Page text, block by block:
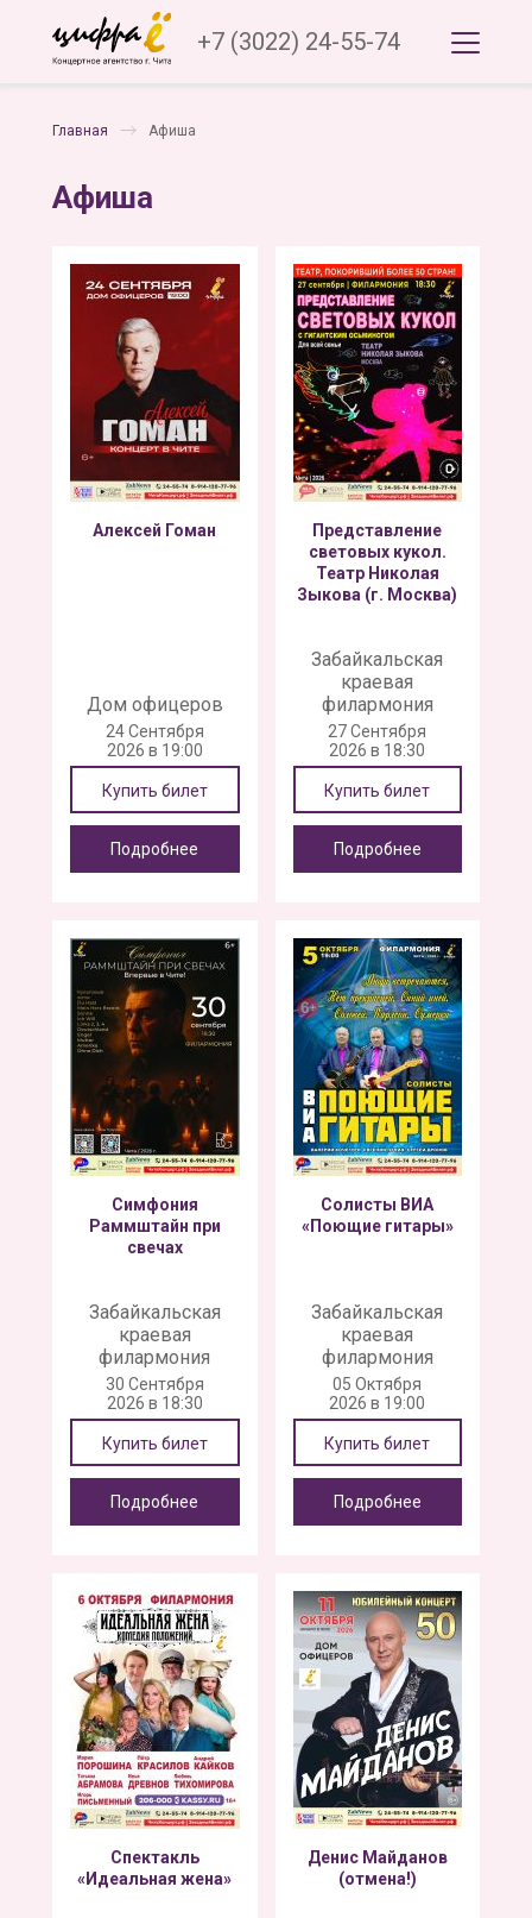
+7 (3022) 24-55-74
Главная Афиша
Афиша
Алексей Гоман
Дом офицеров
24 Сентября
2026 в 19:00
Купить билет
Подробнее
Представление
световых кукол.
Театр Николая
Зыкова (г. Москва)
Забайкальская
краевая
филармония
27 Сентября
2026 в 18:30
Купить билет
Подробнее
Симфония
Раммштайн при
свечах
Забайкальская
краевая
филармония
30 Сентября
2026 в 18:30
Купить билет
Подробнее
Солисты ВИА
«Поющие гитары»
Забайкальская
краевая
филармония
05 Октября
2026 в 19:00
Купить билет
Подробнее
Спектакль
«Идеальная жена»
Денис Майданов
(отмена!)